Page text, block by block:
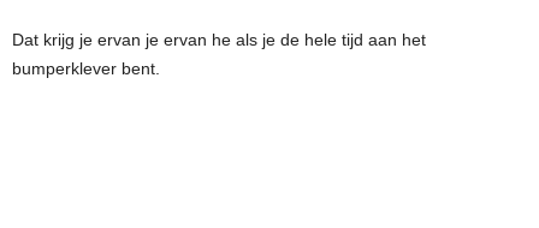
Dat krijg je ervan je ervan he als je de hele tijd aan het
bumperklever bent.